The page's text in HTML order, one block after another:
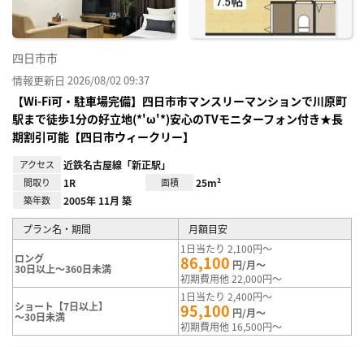
四日市市
情報更新日 2026/08/02 09:37
【Wi-Fi可・駐車場完備】四日市市マンスリーマンションで川原町
駅まで徒歩1分の好立地(*'ω'*)安心のTVモニターフォン付き★長
期割引可能【四日市ウィークリー】
アクセス 近鉄名古屋線「新正駅」
間取り 1R 面積 25m²
築年数 2005年 11月 築
プラン名・期間 月額目安
ロング
30日以上～360日未満
1日当たり 2,100円～
86,100 円/月～
初期費用他 22,000円～
ショート【7日以上】
～30日未満
1日当たり 2,400円～
95,100 円/月～
初期費用他 16,500円～